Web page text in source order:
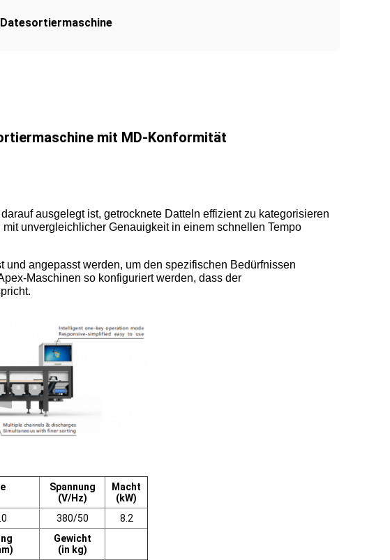
Datesortiermaschine
mit MD-Konformität
ausgelegt ist, getrocknete Datteln effizient zu kategorisieren
unvergleichlicher Genauigkeit in einem schnellen Tempo
angepasst werden, um den spezifischen Bedürfnissen
Maschinen so konfiguriert werden, dass der
Spannung
(V/Hz)
Macht
(kW)
380/50
8.2
Gewicht
(in kg)